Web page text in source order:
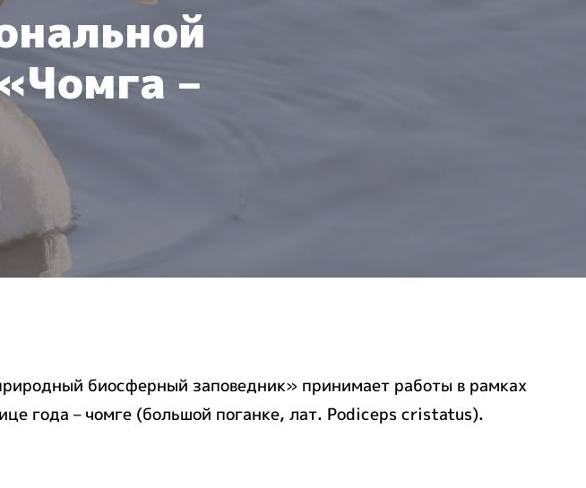
–
биосферный заповедник» принимает работы в рамках
года – чомге (большой поганке, лат. Podiceps cristatus).